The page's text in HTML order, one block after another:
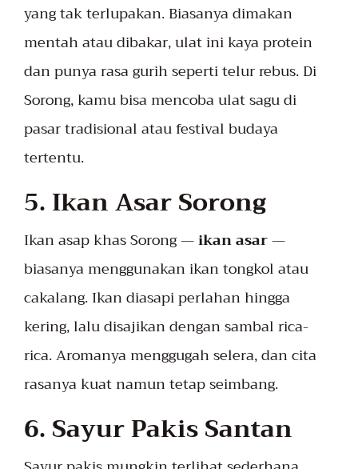
yang tak terlupakan. Biasanya dimakan
mentah atau dibakar, ulat ini kaya protein
dan punya rasa gurih seperti telur rebus. Di
Sorong, kamu bisa mencoba ulat sagu di
pasar tradisional atau festival budaya
tertentu.
5. Ikan Asar Sorong
Ikan asap khas Sorong —ikan asar—
biasanya menggunakan ikan tongkol atau
cakalang. Ikan diasapi perlahan hingga
kering, lalu disajikan dengan sambal rica-
rica. Aromanya menggugah selera, dan cita
rasanya kuat namun tetap seimbang.
6. Sayur Pakis Santan